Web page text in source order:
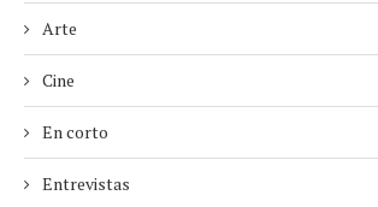
Arte
Cine
En corto
Entrevistas